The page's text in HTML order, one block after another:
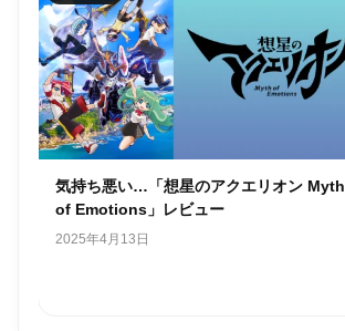
気持ち悪い…「想星のアクエリオン Myth
of Emotions」レビュー
2025年4月13日